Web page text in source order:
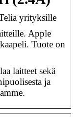
yrityksille
Apple
Tuote on
laitteet sekä
ja